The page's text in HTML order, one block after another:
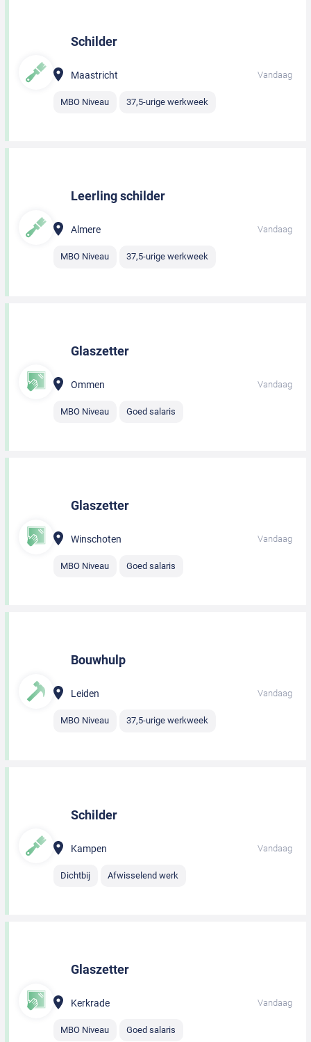
Schilder
Maastricht Vandaag
MBO Niveau 37,5-urige werkweek
Leerling schilder
Almere Vandaag
MBO Niveau 37,5-urige werkweek
Glaszetter
Ommen Vandaag
MBO Niveau Goed salaris
Glaszetter
Winschoten Vandaag
MBO Niveau Goed salaris
Bouwhulp
Leiden Vandaag
MBO Niveau 37,5-urige werkweek
Schilder
Kampen Vandaag
Dichtbij Afwisselend werk
Glaszetter
Kerkrade Vandaag
MBO Niveau Goed salaris